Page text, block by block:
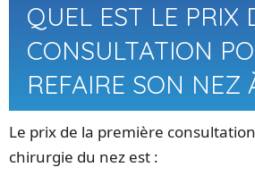
QUEL EST LE PRIX
CONSULTATION
REFAIRE SON NEZ
Le prix de la première
chirurgie du nez est :